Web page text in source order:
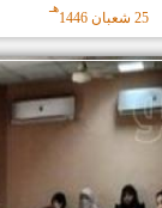
25 شعبان 1446
هـ